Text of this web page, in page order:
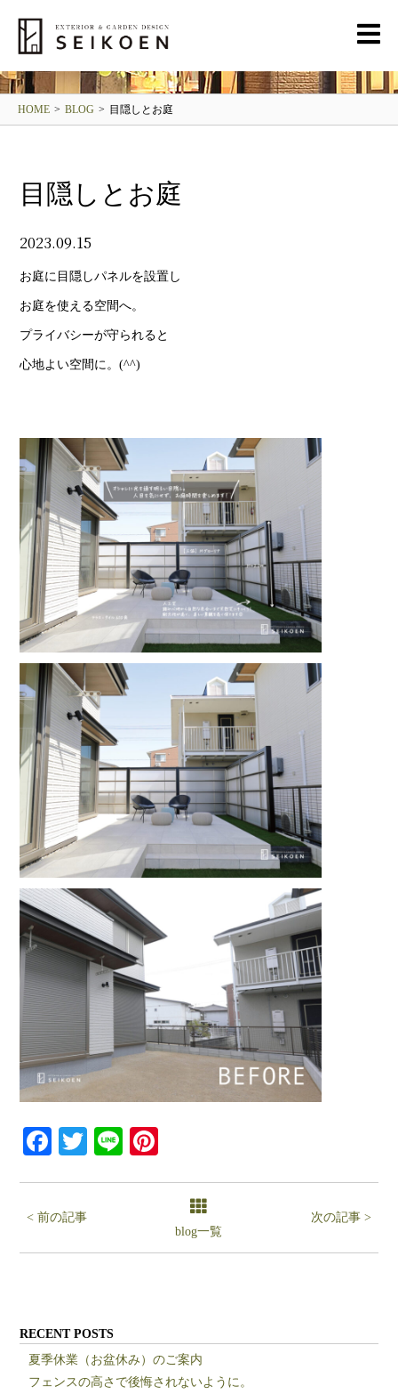
HOME > BLOG > 目隠しとお庭
目隠しとお庭
2023.09.15
お庭に目隠しパネルを設置し
お庭を使える空間へ。
プライバシーが守られると
心地よい空間に。(^^)
Facebook
Twitter
Line
< 前の記事
blog一覧
次の記事 >
RECENT POSTS
夏季休業（お盆休み）のご案内
フェンスの高さで後悔されないように。